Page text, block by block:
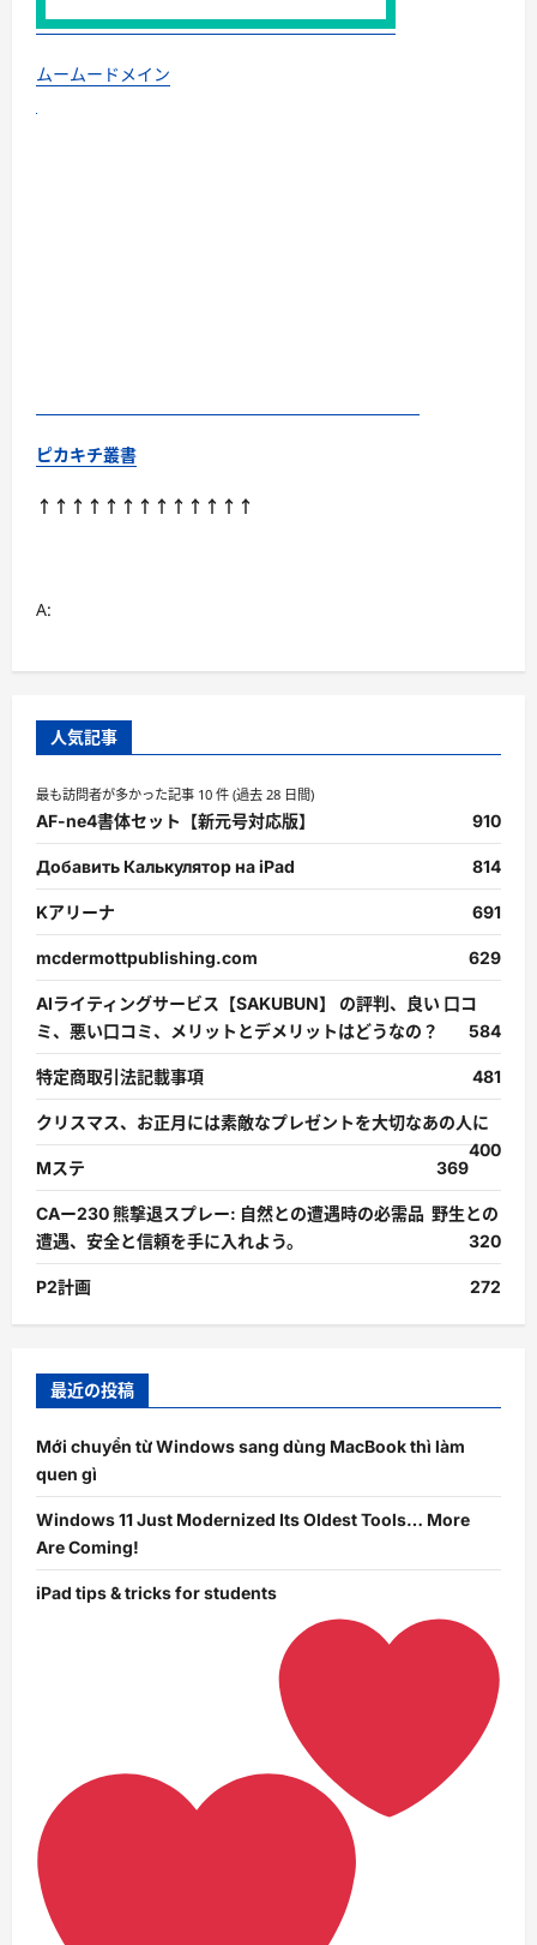
ムームードメイン
ピカキチ叢書
↑↑↑↑↑↑↑↑↑↑↑↑↑
A:
人気記事
最も訪問者が多かった記事 10 件 (過去 28 日間)
AF-ne4書体セット【新元号対応版】 910
Добавить Калькулятор на iPad 814
Kアリーナ 691
mcdermottpublishing.com 629
AIライティングサービス【SAKUBUN】 の評判、良い 口コ
ミ、悪い口コミ、メリットとデメリットはどうなの？
584
特定商取引法記載事項 481
クリスマス、お正月には素敵なプレゼントを大切なあの人に
400
Mステ
369
CAー230 熊撃退スプレー: 自然との遭遇時の必需品 野生との
遭遇、安全と信頼を手に入れよう。
320
P2計画 272
最近の投稿
Mới chuyển từ Windows sang dùng MacBook thì làm
quen gì
Windows 11 Just Modernized Its Oldest Tools… More
Are Coming!
iPad tips & tricks for students